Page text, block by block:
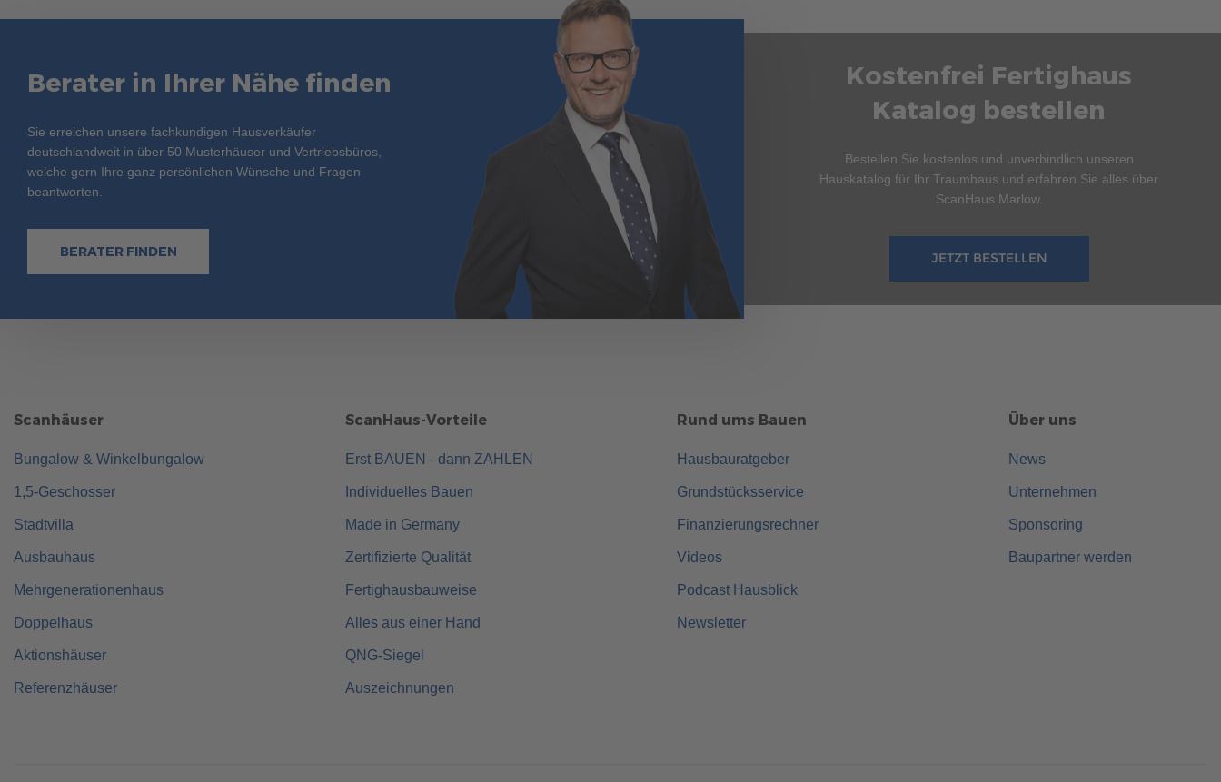
Berater in Ihrer Nähe finden
Sie erreichen unsere fachkundigen Hausverkäufer
deutschlandweit in über 50 Musterhäuser und Vertriebsbüros,
welche gern Ihre ganz persönlichen Wünsche und Fragen
beantworten.
BERATER FINDEN
Kostenfrei Fertighaus
Katalog bestellen
Bestellen Sie kostenlos und unverbindlich unseren
Hauskatalog für Ihr Traumhaus und erfahren Sie alles über
ScanHaus Marlow.
JETZT BESTELLEN
Scanhäuser
Bungalow & Winkelbungalow
1,5-Geschosser
Stadtvilla
Ausbauhaus
Mehrgenerationenhaus
Doppelhaus
Aktionshäuser
Referenzhäuser
ScanHaus-Vorteile
Erst BAUEN - dann ZAHLEN
Individuelles Bauen
Made in Germany
Zertifizierte Qualität
Fertighausbauweise
Alles aus einer Hand
QNG-Siegel
Auszeichnungen
Rund ums Bauen
Hausbauratgeber
Grundstücksservice
Finanzierungsrechner
Videos
Podcast Hausblick
Newsletter
Über uns
News
Unternehmen
Sponsoring
Baupartner werden